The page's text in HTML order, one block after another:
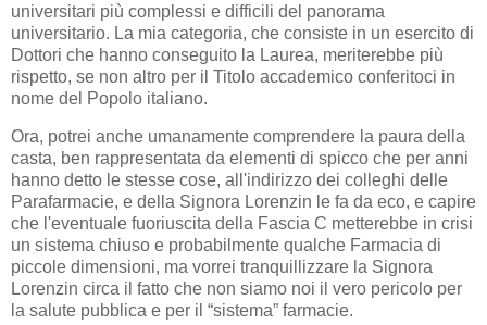
universitari più complessi e difficili del panorama
universitario. La mia categoria, che consiste in un esercito di
Dottori che hanno conseguito la Laurea, meriterebbe più
rispetto, se non altro per il Titolo accademico conferitoci in
nome del Popolo italiano.
Ora, potrei anche umanamente comprendere la paura della
casta, ben rappresentata da elementi di spicco che per anni
hanno detto le stesse cose, all'indirizzo dei colleghi delle
Parafarmacie, e della Signora Lorenzin le fa da eco, e capire
che l'eventuale fuoriuscita della Fascia C metterebbe in crisi
un sistema chiuso e probabilmente qualche Farmacia di
piccole dimensioni, ma vorrei tranquillizzare la Signora
Lorenzin circa il fatto che non siamo noi il vero pericolo per
la salute pubblica e per il “sistema” farmacie.